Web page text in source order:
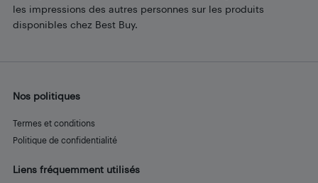
les impressions des autres personnes sur les produits
disponibles chez Best Buy.
Nos politiques
Termes et conditions
Politique de confidentialité
Liens fréquemment utilisés